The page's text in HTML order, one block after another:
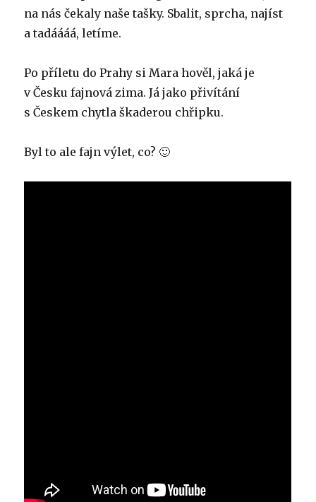
na nás čekaly naše tašky. Sbalit, sprcha, najíst
a tadáááá, letíme.
Po příletu do Prahy si Mara hověl, jaká je
v Česku fajnová zima. Já jako přivítání
s Českem chytla škaderou chřipku.
Byl to ale fajn výlet, co? 🙂